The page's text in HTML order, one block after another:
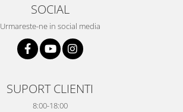
SOCIAL
Urmareste-ne in social media
SUPORT CLIENTI
8:00-18:00